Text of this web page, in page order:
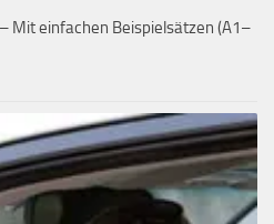
Mit einfachen Beispielsätzen (A1–